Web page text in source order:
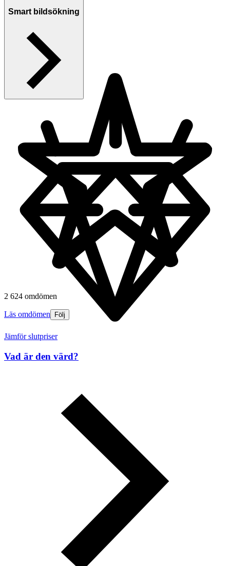
Toppsäljare
2 624 omdömen
Läs omdömen Följ
Smart bildsökning
Jämför slutpriser
Vad är den värd?